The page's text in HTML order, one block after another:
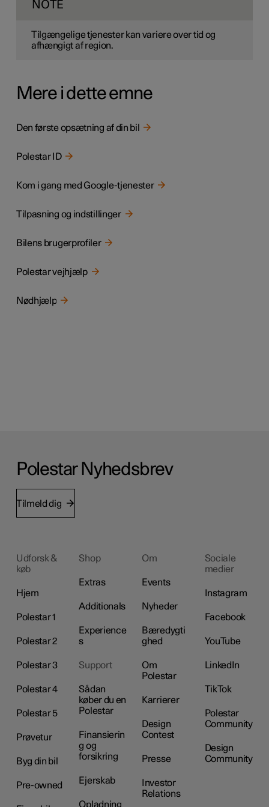
NOTE
Tilgængelige tjenester kan variere over tid og
afhængigt af region.
Mere i dette emne
Den første opsætning af din bil
Polestar ID
Kom i gang med Google-tjenester
Tilpasning og indstillinger
Bilens brugerprofiler
Polestar vejhjælp
Nødhjælp
Polestar Nyhedsbrev
Tilmeld dig
Udforsk &
køb
Hjem
Polestar 1
Polestar 2
Polestar 3
Polestar 4
Polestar 5
Prøvetur
Byg din bil
Pre-owned
Shop
Extras
Additionals
Experience
s
Support
Sådan
køber du en
Polestar
Finansierin
g og
forsikring
Ejerskab
Opladning
Om
Events
Nyheder
Bæredygti
ghed
Om
Polestar
Karrierer
Design
Contest
Presse
Investor
Relations
Sociale
medier
Instagram
Facebook
YouTube
LinkedIn
TikTok
Polestar
Community
Design
Community